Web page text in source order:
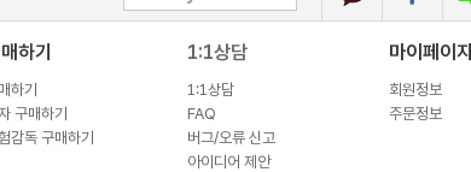
하기
하기
구매하기
감독 구매하기
1:1상담
1:1상담
FAQ
버그/오류 신고
아이디어 제안
마이페이지
회원정보
주문정보